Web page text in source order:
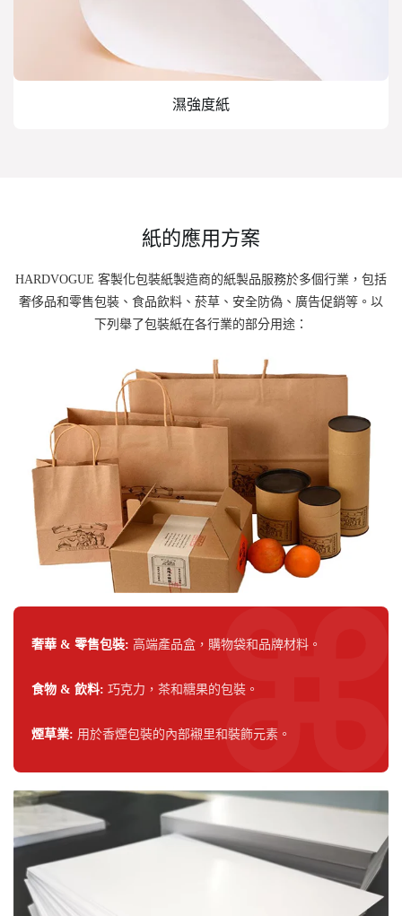
濕強度紙
紙的應用方案
HARDVOGUE 客製化包裝紙製造商的紙製品服務於多個行業，包括
奢侈品和零售包裝、食品飲料、菸草、安全防偽、廣告促銷等。以
下列舉了包裝紙在各行業的部分用途：
奢華 & 零售包裝: 高端產品盒，購物袋和品牌材料。
食物 & 飲料: 巧克力，茶和糖果的包裝。
煙草業: 用於香煙包裝的內部襯里和裝飾元素。